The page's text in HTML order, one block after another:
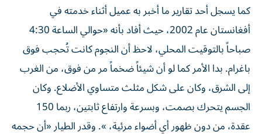
كما يسجل أحد تقارير ما أخبر به عميل أثناء خدمته في
أفغانستان عام 2002، حيث أفاد بأنه «حوالي الساعة 4:30
صباحاً بالتوقيت المحلي، لاحظ أن النجوم كانت تُحجب فوق
باغرام. بدا الأمر كما لو أن شيئاً ضخماً مر من فوق، من الغرب
إلى الشرق، وكان على شكل مثلث متساوي الأضلاع. وكان
الجسم يتحرك بصمت، وبسرعة وارتفاع ثابتين، ربما 150
عقدة، من دون ظهور أي أضواء مرئية، ». وقدر الطيار «أن حجمه